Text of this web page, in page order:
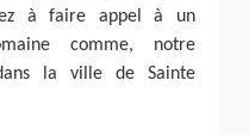
à faire appel à un
comme, notre
la ville de Sainte